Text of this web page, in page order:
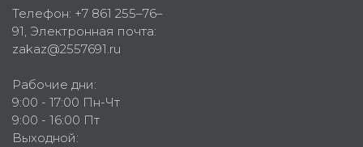
Телефон: +7 861 255–76–
91, Электронная почта:
zakaz@2557691.ru
Рабочие дни:
9:00 - 17:00 Пн-Чт
9:00 - 16:00 Пт
Выходной: